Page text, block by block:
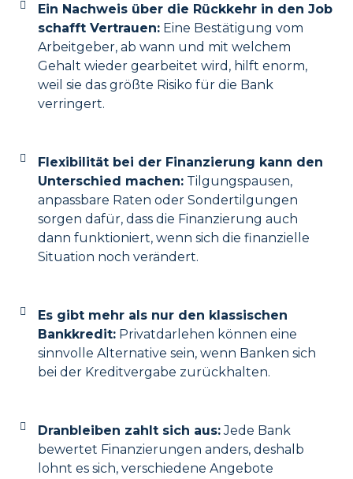
Ein Nachweis über die Rückkehr in den Job
schafft Vertrauen:Eine Bestätigung vom
Arbeitgeber, ab wann und mit welchem
Gehalt wieder gearbeitet wird, hilft enorm,
weil sie das größte Risiko für die Bank
verringert.
Flexibilität bei der Finanzierung kann den
Unterschied machen:Tilgungspausen,
anpassbare Raten oder Sondertilgungen
sorgen dafür, dass die Finanzierung auch
dann funktioniert, wenn sich die finanzielle
Situation noch verändert.
Es gibt mehr als nur den klassischen
Bankkredit:Privatdarlehen können eine
sinnvolle Alternative sein, wenn Banken sich
bei der Kreditvergabe zurückhalten.
Dranbleiben zahlt sich aus:Jede Bank
bewertet Finanzierungen anders, deshalb
lohnt es sich, verschiedene Angebote